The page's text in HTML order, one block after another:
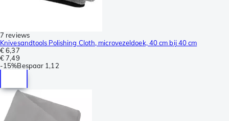
7 reviews
Knivesandtools Polishing Cloth, microvezeldoek, 40 cm bij 40 cm
€ 6,37
€ 7,49
-15%Bespaar 1,12